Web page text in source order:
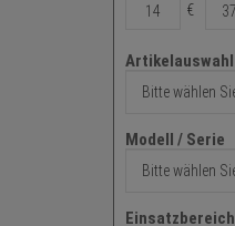
€
Artikelauswahl
Artikelauswahl
Modell / Serie
Modell
Einsatzbereich